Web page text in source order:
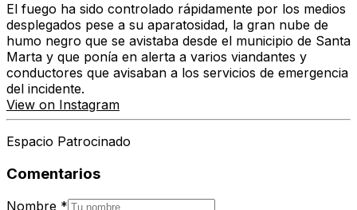
El fuego ha sido controlado rápidamente por los medios
desplegados pese a su aparatosidad, la gran nube de
humo negro que se avistaba desde el municipio de Santa
Marta y que ponía en alerta a varios viandantes y
conductores que avisaban a los servicios de emergencia
del incidente.
View on Instagram
Espacio Patrocinado
Comentarios
Nombre *